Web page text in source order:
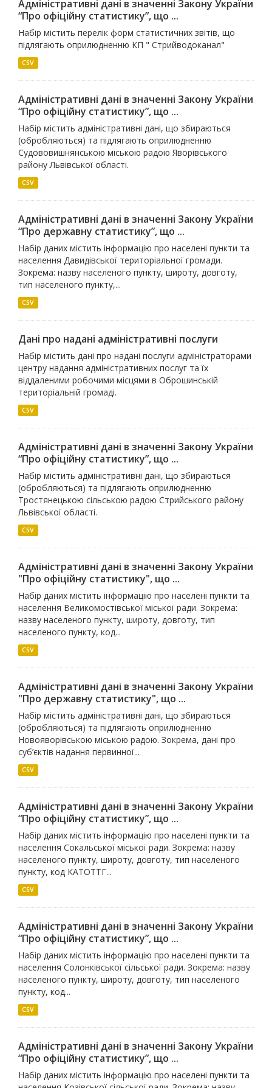
Адміністративні дані в значенні Закону України
“Про офіційну статистику”, що ...
Набір містить перелік форм статистичних звітів, що
підлягають оприлюдненню КП " Стрийводоканал"
CSV
Адміністративні дані в значенні Закону України
“Про офіційну статистику”, що ...
Набір містить адміністративні дані, що збираються
(обробляються) та підлягають оприлюдненню
Судововишнянською міською радою Яворівського
району Львівської області.
CSV
Адміністративні дані в значенні Закону України
“Про державну статистику”, що ...
Набір даних містить інформацію про населені пункти та
населення Давидівської територіальної громади.
Зокрема: назву населеного пункту, широту, довготу,
тип населеного пункту,...
CSV
Дані про надані адміністративні послуги
Набір містить дані про надані послуги адміністраторами
центру надання адміністративних послуг та їх
віддаленими робочими місцями в Оброшинській
територіальній громаді.
CSV
Адміністративні дані в значенні Закону України
“Про офіційну статистику”, що ...
Набір містить адміністративні дані, що збираються
(обробляються) та підлягають оприлюдненню
Тростянецькою сільською радою Стрийського району
Львівської області.
CSV
Адміністративні дані в значенні Закону України
"Про офіційну статистику", що ...
Набір даних містить інформацію про населені пункти та
населення Великомостівської міської ради. Зокрема:
назву населеного пункту, широту, довготу, тип
населеного пункту, код...
CSV
Адміністративні дані в значенні Закону України
"Про державну статистику", що ...
Набір містить адміністративні дані, що збираються
(обробляються) та підлягають оприлюдненню
Новояворівською міською радою. Зокрема, дані про
суб’єктів надання первинної...
CSV
Адміністративні дані в значенні Закону України
“Про офіційну статистику”, що ...
Набір даних містить інформацію про населені пункти та
населення Сокальської міської ради. Зокрема: назву
населеного пункту, широту, довготу, тип населеного
пункту, код КАТОТТГ...
CSV
Адміністративні дані в значенні Закону України
“Про офіційну статистику”, що ...
Набір даних містить інформацію про населені пункти та
населення Солонківської сільської ради. Зокрема: назву
населеного пункту, широту, довготу, тип населеного
пункту, код...
CSV
Адміністративні дані в значенні Закону України
“Про офіційну статистику”, що ...
Набір даних містить інформацію про населені пункти та